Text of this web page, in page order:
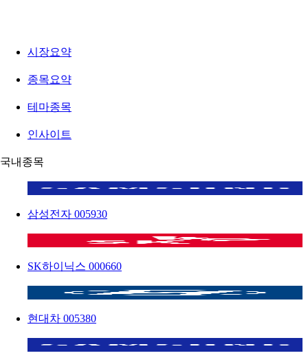
시장요약
종목요약
테마종목
인사이트
국내종목
삼성전자 005930
SK하이닉스 000660
현대차 005380